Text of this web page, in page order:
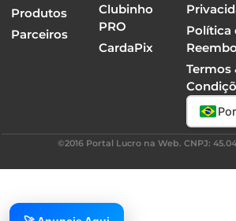
Produtos
Parceiros
Clubinho
PRO
CardaPix
Política
Termos
©2016 Portal Lucro na Web. CNPJ: